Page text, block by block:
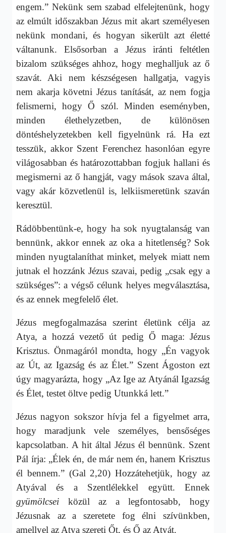
engem.” Nekünk sem szabad elfelejtenünk, hogy
az elmúlt időszakban Jézus mit akart személyesen
nekünk mondani, és hogyan sikerült azt életté
váltanunk. Elsősorban a Jézus iránti feltétlen
bizalom szükséges ahhoz, hogy meghalljuk az ő
szavát. Aki nem készségesen hallgatja, vagyis
nem akarja követni Jézus tanítását, az nem fogja
felismerni, hogy Ő szól. Minden eseményben,
minden élethelyzetben, de különösen
döntéshelyzetekben kell figyelnünk rá. Ha ezt
tesszük, akkor Szent Ferenchez hasonlóan egyre
világosabban és határozottabban fogjuk hallani és
megismerni az ő hangját, vagy mások szava által,
vagy akár közvetlenül is, lelkiismeretünk szaván
keresztül.
Rádöbbentünk-e, hogy ha sok nyugtalanság van
bennünk, akkor ennek az oka a hitetlenség? Sok
minden nyugtalaníthat minket, melyek miatt nem
jutnak el hozzánk Jézus szavai, pedig „csak egy a
szükséges”: a végső célunk helyes megválasztása,
és az ennek megfelelő élet.
Jézus megfogalmazása szerint életünk célja az
Atya, a hozzá vezető út pedig Ő maga: Jézus
Krisztus. Önmagáról mondta, hogy „Én vagyok
az Út, az Igazság és az Élet.” Szent Ágoston ezt
úgy magyarázta, hogy „Az Ige az Atyánál Igazság
és Élet, testet öltve pedig Utunkká lett.”
Jézus nagyon sokszor hívja fel a figyelmet arra,
hogy maradjunk vele személyes, bensőséges
kapcsolatban. A hit által Jézus él bennünk. Szent
Pál írja: „Élek én, de már nem én, hanem Krisztus
él bennem.” (Gal 2,20) Hozzátehetjük, hogy az
Atyával és a Szentlélekkel együtt. Ennek
gyümölcsei közül az a legfontosabb, hogy
Jézusnak az a szeretete fog élni szívünkben,
amellyel az Atya szereti Őt, és Ő az Atyát.